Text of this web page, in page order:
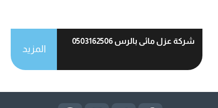
شركة عزل مائى بالرس 0503162506
المزيد